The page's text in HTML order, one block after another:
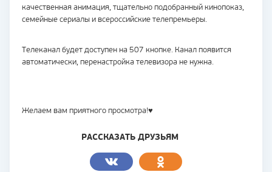
качественная анимация, тщательно подобранный кинопоказ,
семейные сериалы и всероссийские телепремьеры.
Телеканал будет доступен на 507 кнопке. Канал появится
автоматически, перенастройка телевизора не нужна.
Желаем вам приятного просмотра!♥
РАССКАЗАТЬ ДРУЗЬЯМ